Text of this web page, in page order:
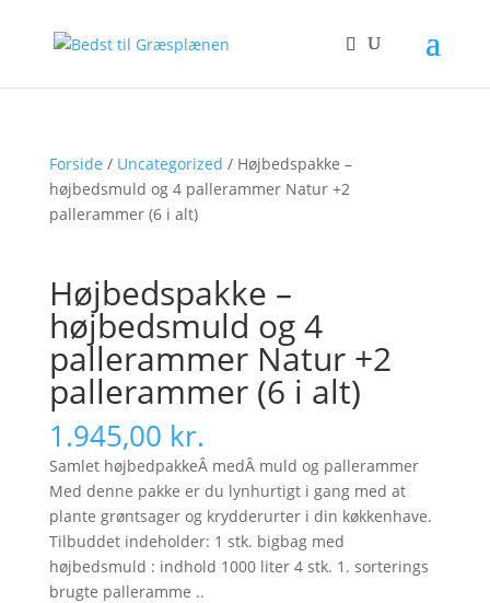
Forside / Uncategorized / Højbedspakke –
højbedsmuld og 4 pallerammer Natur +2
pallerammer (6 i alt)
Højbedspakke –
højbedsmuld og 4
pallerammer Natur +2
pallerammer (6 i alt)
1.945,00 kr.
Samlet højbedpakkeÂ medÂ muld og pallerammer
Med denne pakke er du lynhurtigt i gang med at
plante grøntsager og krydderurter i din køkkenhave.
Tilbuddet indeholder: 1 stk. bigbag med
højbedsmuld : indhold 1000 liter 4 stk. 1. sorterings
brugte palleramme ..